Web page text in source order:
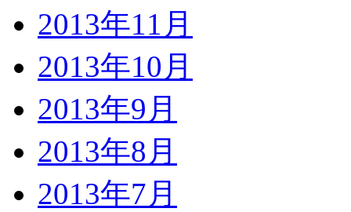
2013年11月
2013年10月
2013年9月
2013年8月
2013年7月